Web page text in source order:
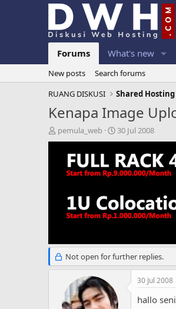
Forums What's new
New posts
Search forums
RUANG DISKUSI
Shared
Kenapa Image
T
h
e
r
pemula_web
S
t
a
r
t
a
t
e
30 Jul 2008
Not open for further replies.
30 Jul 2008
hallo